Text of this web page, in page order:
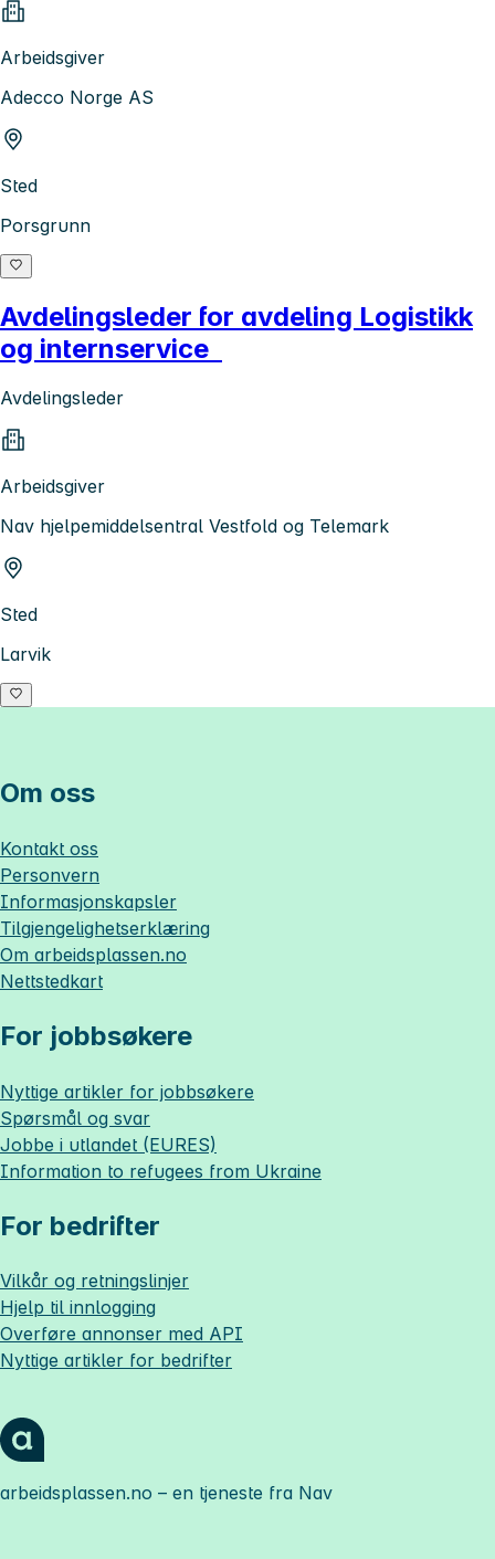
Arbeidsgiver
Adecco Norge AS
Sted
Porsgrunn
Avdelingsleder for avdeling Logistikk
og internservice
Avdelingsleder
Arbeidsgiver
Nav hjelpemiddelsentral Vestfold og Telemark
Sted
Larvik
Om oss
Kontakt oss
Personvern
Informasjonskapsler
Tilgjengelighetserklæring
Om arbeidsplassen.no
Nettstedkart
For jobbsøkere
Nyttige artikler for jobbsøkere
Spørsmål og svar
Jobbe i utlandet (EURES)
Information to refugees from Ukraine
For bedrifter
Vilkår og retningslinjer
Hjelp til innlogging
Overføre annonser med API
Nyttige artikler for bedrifter
arbeidsplassen.no – en tjeneste fra Nav